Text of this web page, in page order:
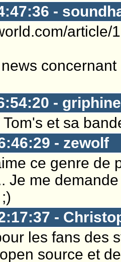
-
- griphine
et sa
- zewolf
ce genre de
Je me
-
les fans des
source et